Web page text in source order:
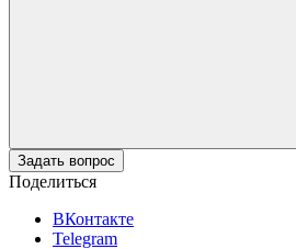
Задать вопрос
Поделиться
ВКонтакте
Telegram